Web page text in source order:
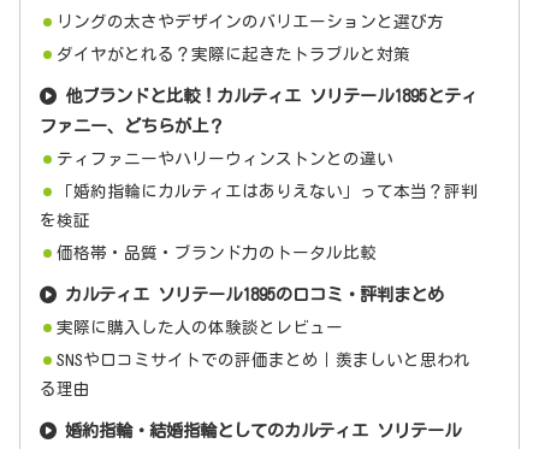
リングの太さやデザインのバリエーションと選び方
ダイヤがとれる？実際に起きたトラブルと対策
他ブランドと比較！カルティエ ソリテール1895とティ
ファニー、どちらが上？
ティファニーやハリーウィンストンとの違い
「婚約指輪にカルティエはありえない」って本当？評判
を検証
価格帯・品質・ブランド力のトータル比較
カルティエ ソリテール1895の口コミ・評判まとめ
実際に購入した人の体験談とレビュー
SNSや口コミサイトでの評価まとめ｜羨ましいと思われ
る理由
婚約指輪・結婚指輪としてのカルティエ ソリテール